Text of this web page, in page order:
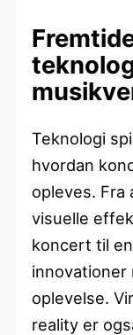
Teknologi
hvordan
opleves. Fra
visuelle
koncert til
innovationer
oplevelse.
reality er